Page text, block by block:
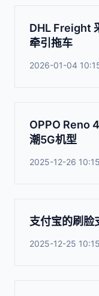
DHL Freight
牵引拖车
2026-01-04
OPPO Reno
潮5G机型
2025-12-26
支付宝的刷脸
2025-12-25